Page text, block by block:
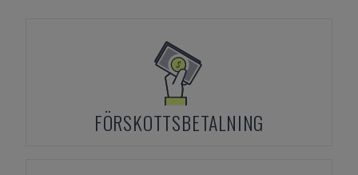
FÖRSKOTTSBETALNING